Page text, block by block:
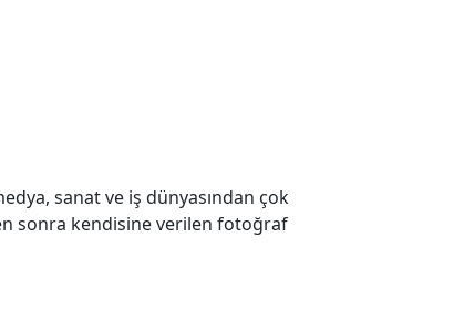
sanat ve iş dünyasından çok
sonra kendisine verilen fotoğraf